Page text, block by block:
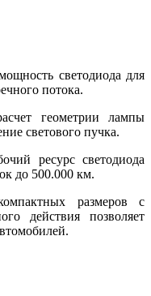
светодиода для
потока.
геометрии лампы
светового пучка.
ресурс светодиода
до 500.000 км.
размеров с
действия позволяет